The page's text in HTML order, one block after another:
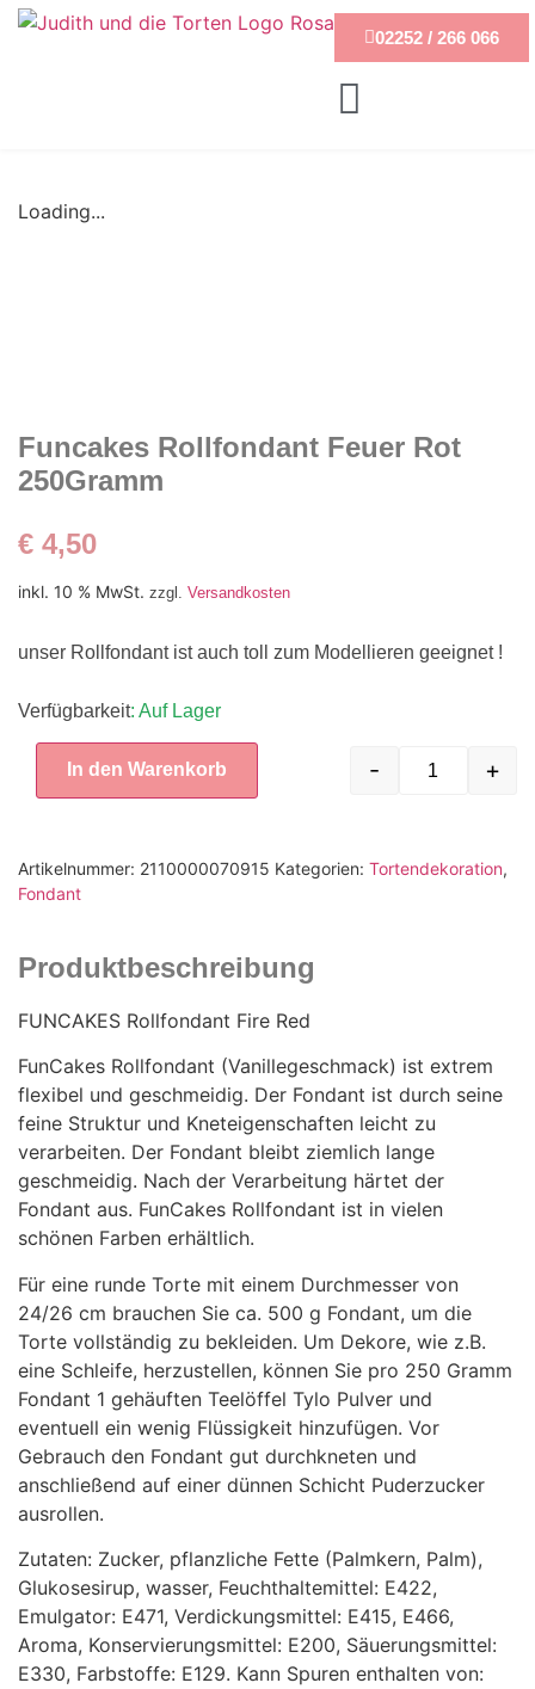
02252 / 266 066
Loading...
Funcakes Rollfondant Feuer Rot
250Gramm
€ 4,50
inkl. 10 % MwSt. zzgl. Versandkosten
unser Rollfondant ist auch toll zum Modellieren geeignet !
Verfügbarkeit: Auf Lager
- +
In den Warenkorb
Artikelnummer: 2110000070915 Kategorien: Tortendekoration,
Fondant
Produktbeschreibung
FUNCAKES Rollfondant Fire Red
FunCakes Rollfondant (Vanillegeschmack) ist extrem
flexibel und geschmeidig. Der Fondant ist durch seine
feine Struktur und Kneteigenschaften leicht zu
verarbeiten. Der Fondant bleibt ziemlich lange
geschmeidig. Nach der Verarbeitung härtet der
Fondant aus. FunCakes Rollfondant ist in vielen
schönen Farben erhältlich.
Für eine runde Torte mit einem Durchmesser von
24/26 cm brauchen Sie ca. 500 g Fondant, um die
Torte vollständig zu bekleiden. Um Dekore, wie z.B.
eine Schleife, herzustellen, können Sie pro 250 Gramm
Fondant 1 gehäuften Teelöffel Tylo Pulver und
eventuell ein wenig Flüssigkeit hinzufügen. Vor
Gebrauch den Fondant gut durchkneten und
anschließend auf einer dünnen Schicht Puderzucker
ausrollen.
Zutaten: Zucker, pflanzliche Fette (Palmkern, Palm),
Glukosesirup, wasser, Feuchthaltemittel: E422,
Emulgator: E471, Verdickungsmittel: E415, E466,
Aroma, Konservierungsmittel: E200, Säuerungsmittel:
E330, Farbstoffe: E129. Kann Spuren enthalten von: